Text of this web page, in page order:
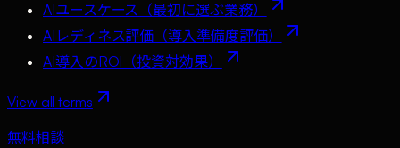
AIユースケース（最初に選ぶ業務）
AIレディネス評価（導入準備度評価）
AI導入のROI（投資対効果）
View all terms
無料相談